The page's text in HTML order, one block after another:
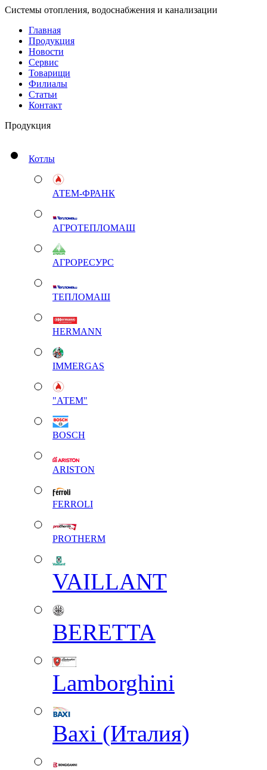
Системы отопления, водоснабжения и канализации
Главная
Продукция
Новости
Сервис
Товарищи
Филиалы
Статьи
Контакт
Продукция
Котлы
АТЕМ-ФРАНК
АГРОТЕПЛОМАШ
АГРОРЕСУРС
ТЕПЛОМАШ
HERMANN
IMMERGAS
"АТЕМ"
BOSCH
ARISTON
FERROLI
PROTHERM
VAILLANT
BERETTA
Lamborghini
Baxi (Италия)